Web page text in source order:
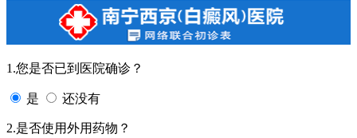
1.您是否已到医院确诊？
是 还没有
2.是否使用外用药物？